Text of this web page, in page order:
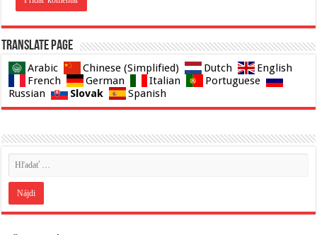
Translate page
Arabic Chinese (Simplified) Dutch
English
French
German Italian
Portuguese
Russian
Slovak Spanish